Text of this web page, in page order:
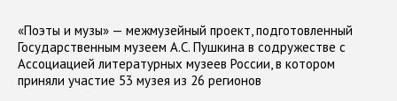
«Поэты и музы» — межмузейный проект, подготовленный
Государственным музеем А.С. Пушкина в содружестве с
Ассоциацией литературных музеев России, в котором
приняли участие 53 музея из 26 регионов